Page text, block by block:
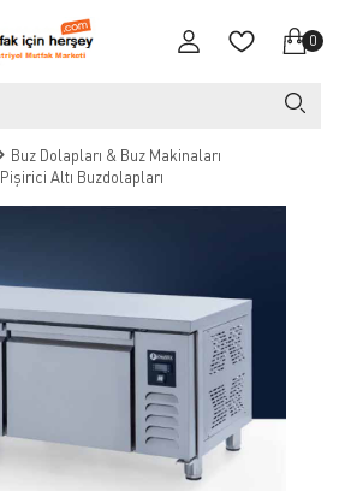
0
Buz Dolapları & Buz Makinaları
Pişirici Altı Buzdolapları